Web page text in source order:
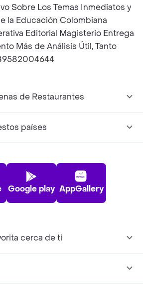
Sobre Los Temas Inmediatos y
la Educación Colombiana
Editorial Magisterio Entrega
Más de Análisis Útil, Tanto
de Restaurantes
países
Google play AppGallery
cerca de ti